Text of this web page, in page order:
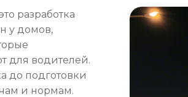
разработка
у домов,
для водителей.
до подготовки
и нормам.